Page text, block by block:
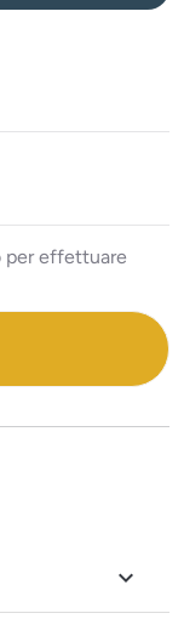
per effettuare
